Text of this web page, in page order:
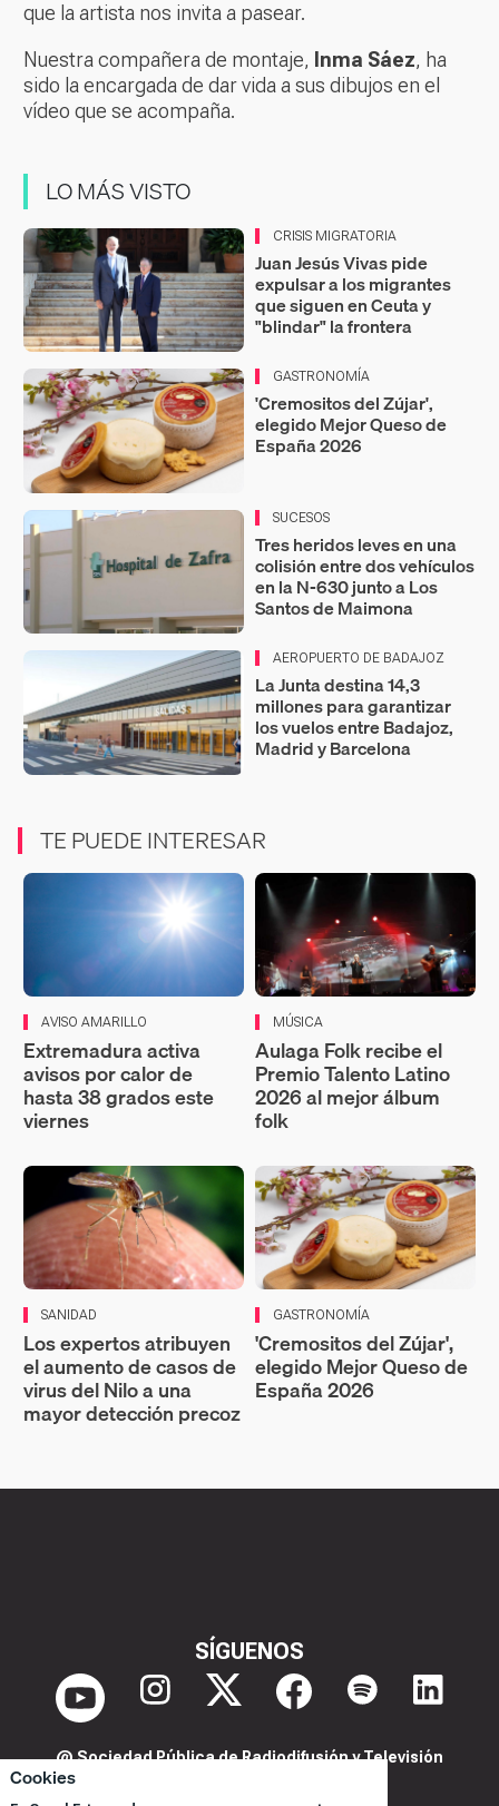
Cookies
que la artista nos invita a pasear.
Nuestra compañera de montaje, Inma Sáez, ha
sido la encargada de dar vida a sus dibujos en el
vídeo que se acompaña.
LO MÁS VISTO
CRISIS MIGRATORIA
Juan Jesús Vivas pide
expulsar a los migrantes
que siguen en Ceuta y
"blindar" la frontera
GASTRONOMÍA
'Cremositos del Zújar',
elegido Mejor Queso de
España 2026
SUCESOS
Tres heridos leves en una
colisión entre dos vehículos
en la N-630 junto a Los
Santos de Maimona
AEROPUERTO DE BADAJOZ
La Junta destina 14,3
millones para garantizar
los vuelos entre Badajoz,
Madrid y Barcelona
TE PUEDE INTERESAR
AVISO AMARILLO
Extremadura activa
avisos por calor de
hasta 38 grados este
viernes
MÚSICA
Aulaga Folk recibe el
Premio Talento Latino
2026 al mejor álbum
folk
SANIDAD
Los expertos atribuyen
el aumento de casos de
virus del Nilo a una
mayor detección precoz
GASTRONOMÍA
'Cremositos del Zújar',
elegido Mejor Queso de
España 2026
SÍGUENOS
@ Sociedad Pública de Radiodifusión y Televisión